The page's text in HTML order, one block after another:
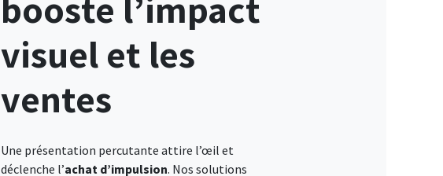
visuel et les
ventes
Une présentation percutante attire l’œil et
déclenche l’achat d’impulsion. Nos solutions